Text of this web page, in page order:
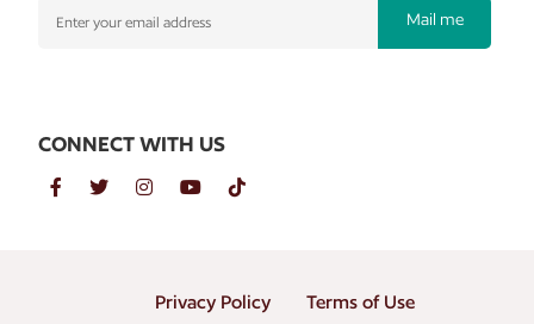
Mail me
CONNECT WITH US
Privacy Policy Terms of Use